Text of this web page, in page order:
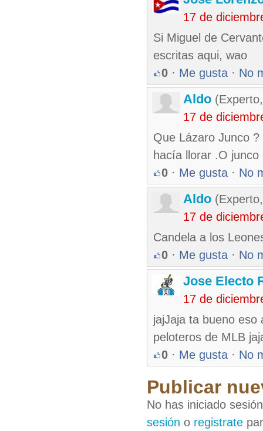
17 de
Si Miguel de
escritas aqui, wao
0 · Me gusta · No
Aldo
17 de
Que Lázaro Junco
hacía llorar .O
0 · Me gusta · No
Aldo
17 de
Candela a los
0 · Me gusta · No
Jose Electo
17 de
jajJaja ta bueno eso
peloteros de MLB
0 · Me gusta · No
Publicar
No has iniciado
sesión o registrate